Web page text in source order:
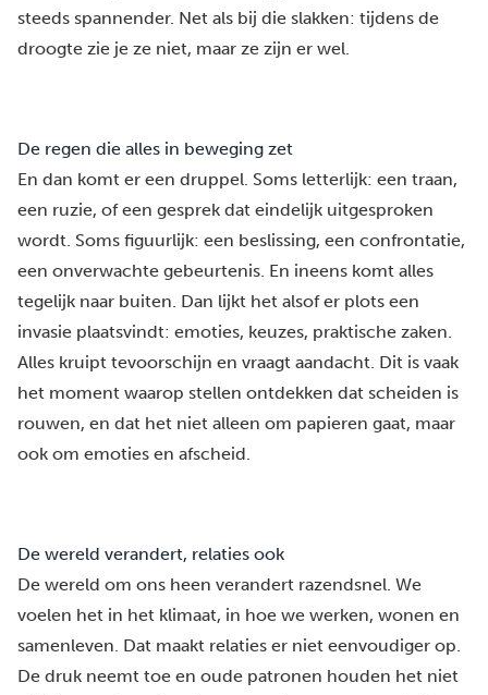
steeds spannender. Net als bij die slakken: tijdens de
droogte zie je ze niet, maar ze zijn er wel.
De regen die alles in beweging zet
En dan komt er een druppel. Soms letterlijk: een traan,
een ruzie, of een gesprek dat eindelijk uitgesproken
wordt. Soms figuurlijk: een beslissing, een confrontatie,
een onverwachte gebeurtenis. En ineens komt alles
tegelijk naar buiten. Dan lijkt het alsof er plots een
invasie plaatsvindt: emoties, keuzes, praktische zaken.
Alles kruipt tevoorschijn en vraagt aandacht. Dit is vaak
het moment waarop stellen ontdekken dat scheiden is
rouwen, en dat het niet alleen om papieren gaat, maar
ook om emoties en afscheid.
De wereld verandert, relaties ook
De wereld om ons heen verandert razendsnel. We
voelen het in het klimaat, in hoe we werken, wonen en
samenleven. Dat maakt relaties er niet eenvoudiger op.
De druk neemt toe en oude patronen houden het niet